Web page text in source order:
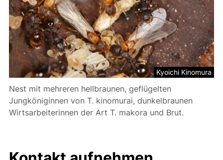
Kyoichi Kinomura
Nest mit mehreren hellbraunen, geflügelten
Jungköniginnen von T. kinomurai, dunkelbraunen
Wirtsarbeiterinnen der Art T. makora und Brut.